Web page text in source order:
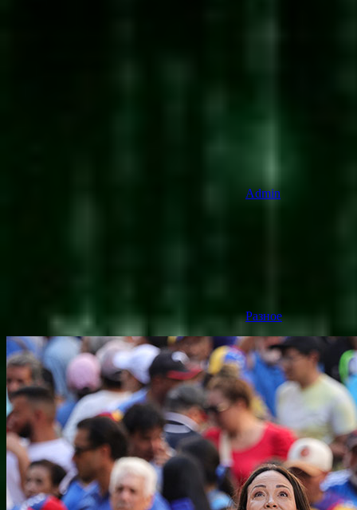
Admin
Разное